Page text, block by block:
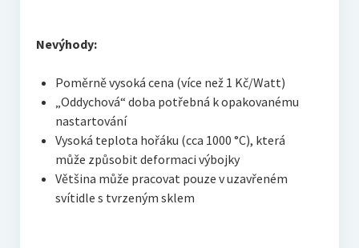
Nevýhody:
Poměrně vysoká cena (více než 1 Kč/Watt)
„Oddychová“ doba potřebná k opakovanému
nastartování
Vysoká teplota hořáku (cca 1000 °C), která
může způsobit deformaci výbojky
Většina může pracovat pouze v uzavřeném
svítidle s tvrzeným sklem